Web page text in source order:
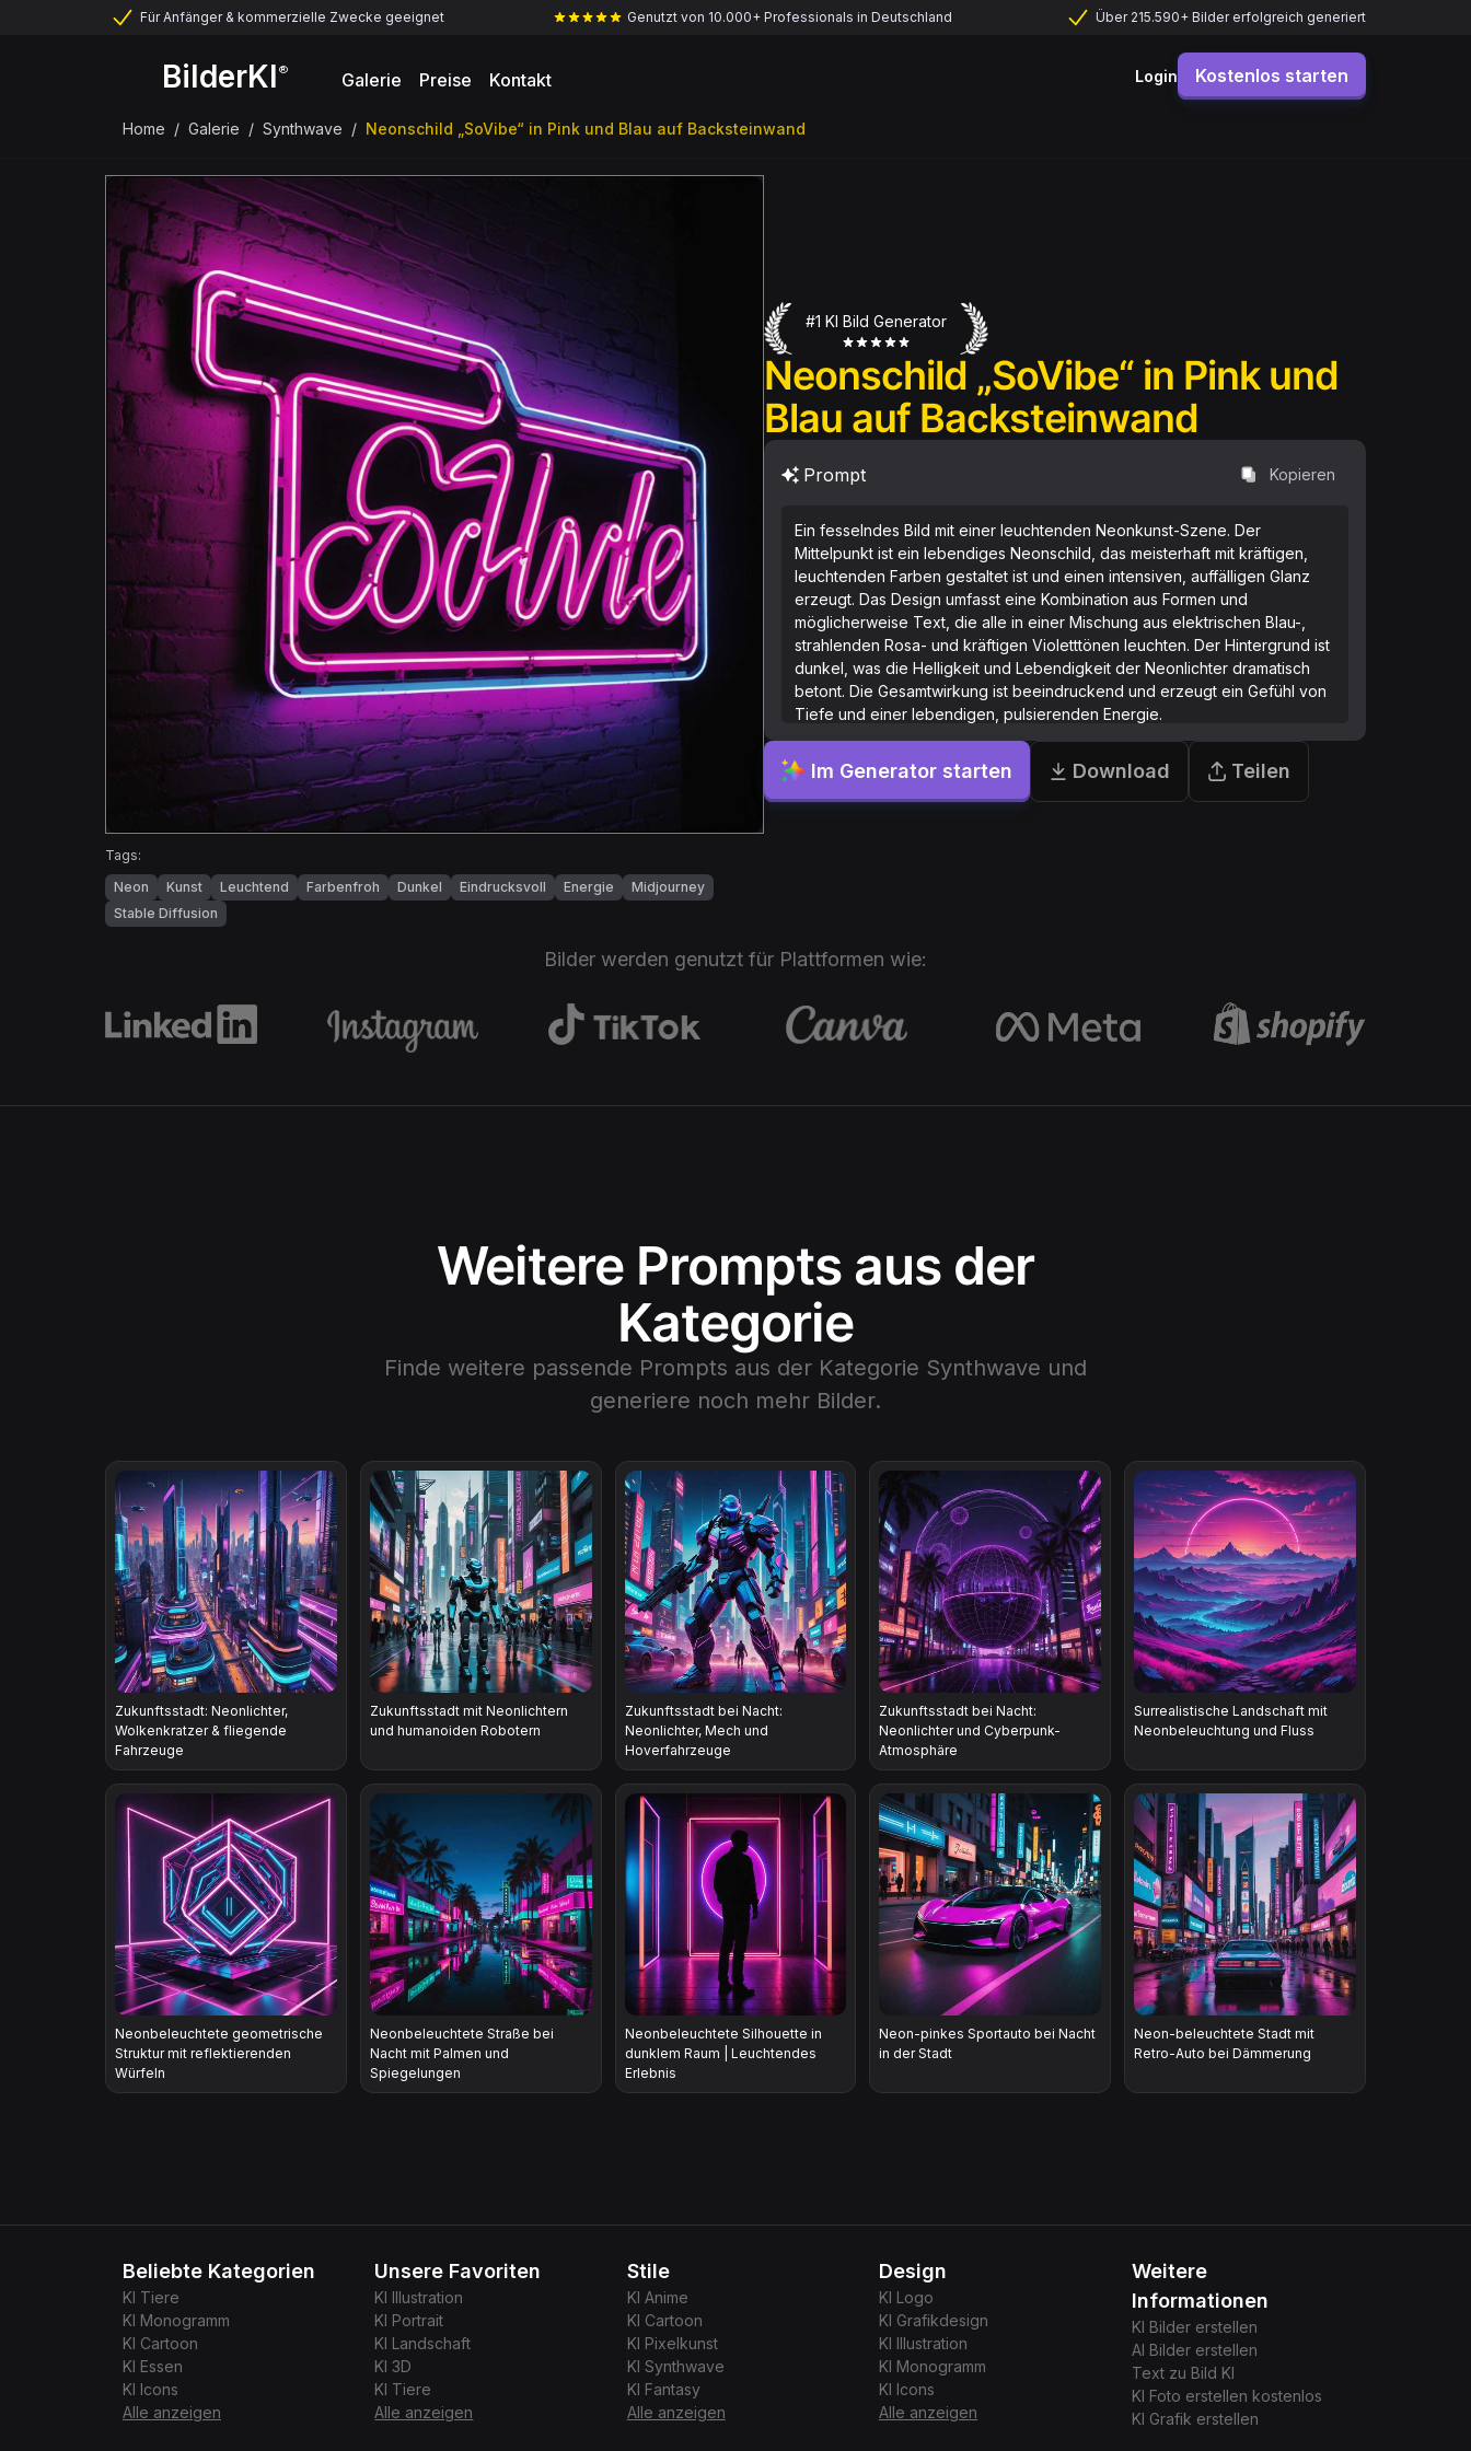
Für Anfänger & kommerzielle Zwecke geeignet Genutzt von 10.000+ Professionals in Deutschland Über 215.590+ Bilder erfolgreich generiert
BilderKI® Galerie Preise Kontakt Login Kostenlos starten
Home / Galerie / Synthwave / Neonschild „SoVibe“ in Pink und Blau auf Backsteinwand
Tags:
Neon
Kunst Leuchtend Farbenfroh Dunkel Eindrucksvoll Energie
Midjourney
Stable Diffusion
#1 KI Bild Generator
Neonschild „SoVibe“ in Pink und
Blau auf Backsteinwand
Prompt Kopieren
Ein fesselndes Bild mit einer leuchtenden Neonkunst-Szene. Der
Mittelpunkt ist ein lebendiges Neonschild, das meisterhaft mit kräftigen,
leuchtenden Farben gestaltet ist und einen intensiven, auffälligen Glanz
erzeugt. Das Design umfasst eine Kombination aus Formen und
möglicherweise Text, die alle in einer Mischung aus elektrischen Blau-,
strahlenden Rosa- und kräftigen Violetttönen leuchten. Der Hintergrund ist
dunkel, was die Helligkeit und Lebendigkeit der Neonlichter dramatisch
betont. Die Gesamtwirkung ist beeindruckend und erzeugt ein Gefühl von
Tiefe und einer lebendigen, pulsierenden Energie.
Im Generator starten Download Teilen
Bilder werden genutzt für Plattformen wie:
Weitere Prompts aus der
Kategorie
Finde weitere passende Prompts aus der Kategorie Synthwave und
generiere noch mehr Bilder.
Zukunftsstadt: Neonlichter,
Wolkenkratzer & fliegende
Fahrzeuge
Zukunftsstadt mit Neonlichtern
und humanoiden Robotern
Zukunftsstadt bei Nacht:
Neonlichter, Mech und
Hoverfahrzeuge
Zukunftsstadt bei Nacht:
Neonlichter und Cyberpunk-
Atmosphäre
Surrealistische Landschaft mit
Neonbeleuchtung und Fluss
Neonbeleuchtete geometrische
Struktur mit reflektierenden
Würfeln
Neonbeleuchtete Straße bei
Nacht mit Palmen und
Spiegelungen
Neonbeleuchtete Silhouette in
dunklem Raum | Leuchtendes
Erlebnis
Neon-pinkes Sportauto bei Nacht
in der Stadt
Neon-beleuchtete Stadt mit
Retro-Auto bei Dämmerung
Beliebte Kategorien
KI Tiere
KI Monogramm
KI Cartoon
KI Essen
KI Icons
Alle anzeigen
Unsere Favoriten
KI Illustration
KI Portrait
KI Landschaft
KI3D
KI Tiere
Alle anzeigen
Stile
KI Anime
KI Cartoon
KI Pixelkunst
KI Synthwave
KI Fantasy
Alle anzeigen
Design
KI Logo
KI Grafikdesign
KI Illustration
KI Monogramm
KI Icons
Alle anzeigen
Weitere
Informationen
KI Bilder erstellen
AI Bilder erstellen
Text zu Bild KI
KI Foto erstellen kostenlos
KI Grafik erstellen